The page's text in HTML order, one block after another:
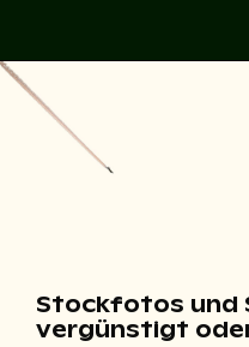
Stockfotos und
vergünstigt